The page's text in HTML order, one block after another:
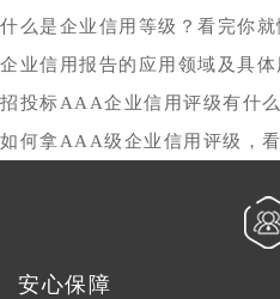
什么是企业信用等级？看完你
企业信用报告的应用领域及具
招投标AAA企业信用评级有什
安心保障